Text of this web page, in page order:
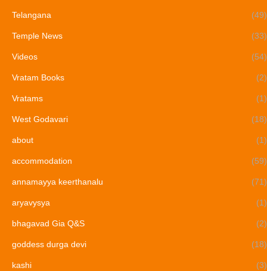
Telangana (49)
Temple News (33)
Videos (54)
Vratam Books (2)
Vratams (1)
West Godavari (18)
about (1)
accommodation (59)
annamayya keerthanalu (71)
aryavysya (1)
bhagavad Gia Q&S (2)
goddess durga devi (18)
kashi (3)